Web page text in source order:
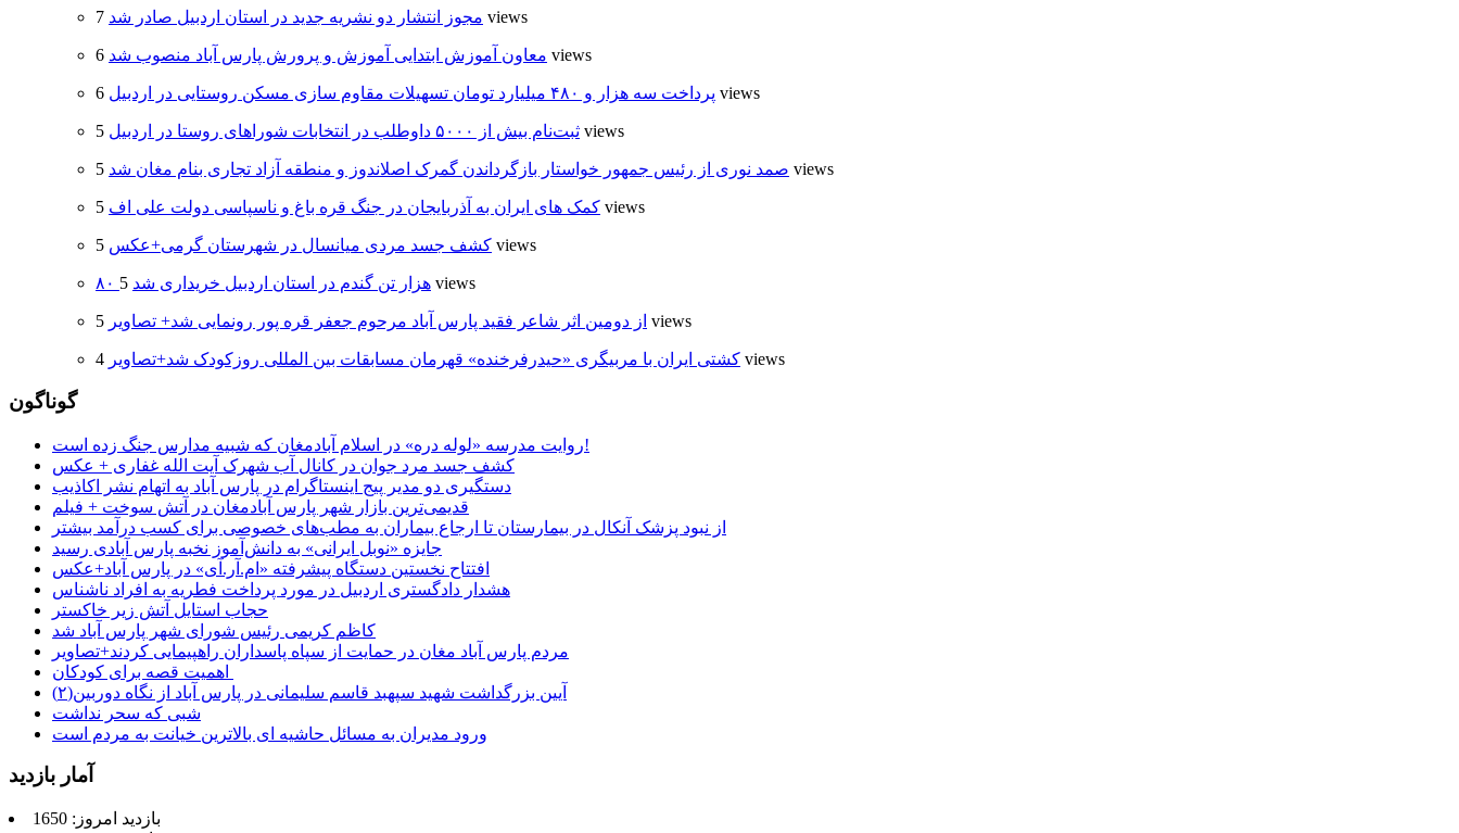
مجوز انتشار دو نشریه جدید در استان اردبیل صادر شد 7 views
معاون آموزش ابتدایی آموزش و پرورش پارس آباد منصوب شد 6 views
پرداخت سه هزار و ۴۸۰ میلیارد تومان تسهیلات مقاوم سازی مسکن روستایی در اردبیل 6 views
ثبت‌نام بیش از ۵۰۰۰ داوطلب در انتخابات شوراهای روستا در اردبیل 5 views
صمد نوری از رئیس جمهور خواستار بازگرداندن گمرک اصلاندوز و منطقه آزاد تجاری بنام مغان شد 5 views
کمک های ایران به آذربایجان در جنگ قره باغ و ناسپاسی دولت علی اف 5 views
کشف جسد مردی میانسال در شهرستان گرمی+عکس 5 views
۸۰ هزار تن گندم در استان اردبیل خریداری شد 5 views
از دومین اثر شاعر فقید پارس آباد مرحوم جعفر قره پور رونمایی شد+ تصاویر 5 views
کشتی ایران با مربیگری «حیدرفرخنده» قهرمان مسابقات بین المللی روزکودک شد+تصاویر 4 views
گوناگون
روایت مدرسه «لوله دره» در اسلام آبادمغان که شبیه مدارس جنگ زده است!
کشف جسد مرد جوان در کانال آب شهرک آیت الله غفاری + عکس
دستگیری دو مدیر پیج اینستاگرام در پارس آباد به اتهام نشر اکاذیب
قدیمی‌ترین بازار شهر پارس آبادمغان در آتش سوخت + فیلم
از نبود پزشک آنکال در بیمارستان تا ارجاع بیماران به مطب‌های خصوصی برای کسب درآمد بیشتر
جایزه «نوبل ایرانی» به دانش‌آموز نخبه پارس آبادی رسید
افتتاح نخستین دستگاه پیشرفته «ام.آر.آی» در پارس آباد+عکس
هشدار دادگستری اردبیل در مورد پرداخت فطریه به افراد ناشناس
حجاب استایل آتش زیر خاکستر
کاظم کریمی رئیس شورای شهر پارس آباد شد
مردم پارس آباد مغان در حمایت از سپاه پاسداران راهپیمایی کردند+تصاویر
آیین بزرگداشت شهید سپهبد قاسم سلیمانی در پارس آباد از نگاه دوربین(۲)
شبی که سحر نداشت
ورود مدیران به مسائل حاشیه ای بالاترین خیانت به مردم است
آمار بازدید
بازدید امروز: 1650